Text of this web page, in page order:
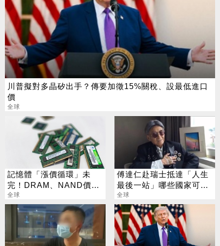
川普擬對多晶矽出手？傳要加徵15%關稅、設最低進口
價
全球
記憶體「漲價循環」未
完！DRAM、NAND價格
7月再創新高
全球
傅達仁赴瑞士抵達「人生
最後一站」哪些國家可合
法安樂死？
全球